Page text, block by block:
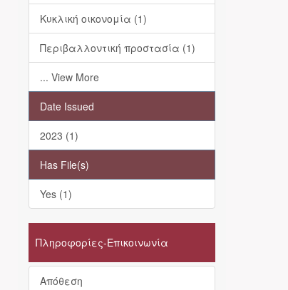
Κυκλική οικονομία (1)
Περιβαλλοντική προστασία (1)
... View More
Date Issued
2023 (1)
Has File(s)
Yes (1)
Πληροφορίες-Επικοινωνία
Απόθεση